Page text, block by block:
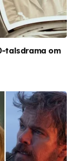
talsdrama om